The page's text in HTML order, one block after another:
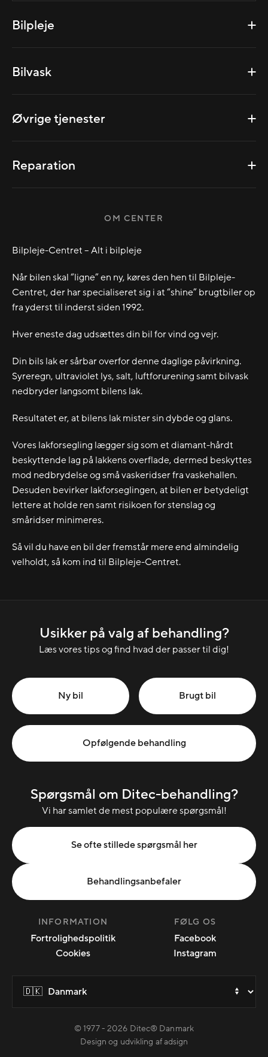
Bilpleje
Bilvask
Øvrige tjenester
Reparation
OM CENTER
Bilpleje-Centret – Alt i bilpleje
Når bilen skal “ligne” en ny, køres den hen til Bilpleje-
Centret, der har specialiseret sig i at “shine” brugtbiler op
fra yderst til inderst siden 1992.
Hver eneste dag udsættes din bil for vind og vejr.
Din bils lak er sårbar overfor denne daglige påvirkning.
Syreregn, ultraviolet lys, salt, luftforurening samt bilvask
nedbryder langsomt bilens lak.
Resultatet er, at bilens lak mister sin dybde og glans.
Vores lakforsegling lægger sig som et diamant-hårdt
beskyttende lag på lakkens overflade, dermed beskyttes
mod nedbrydelse og små vaskeridser fra vaskehallen.
Desuden bevirker lakforseglingen, at bilen er betydeligt
lettere at holde ren samt risikoen for stenslag og
småridser minimeres.
Så vil du have en bil der fremstår mere end almindelig
velholdt, så kom ind til Bilpleje-Centret.
Usikker på valg af behandling?
Læs vores tips og find hvad der passer til dig!
Ny bil Brugt bil
Opfølgende behandling
Spørgsmål om Ditec-behandling?
Vi har samlet de mest populære spørgsmål!
Se ofte stillede spørgsmål her
Behandlingsanbefaler
INFORMATION
Fortrolighedspolitik
Cookies
FØLG OS
Facebook
Instagram
© 1977 - 2026 Ditec® Danmark
Design og udvikling af adsign